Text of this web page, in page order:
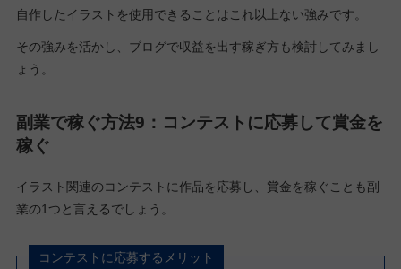
自作したイラストを使用できることはこれ以上ない強みです。
その強みを活かし、ブログで収益を出す稼ぎ方も検討してみまし
ょう。
副業で稼ぐ方法9：コンテストに応募して賞金を
稼ぐ
イラスト関連のコンテストに作品を応募し、賞金を稼ぐことも副
業の1つと言えるでしょう。
コンテストに応募するメリット